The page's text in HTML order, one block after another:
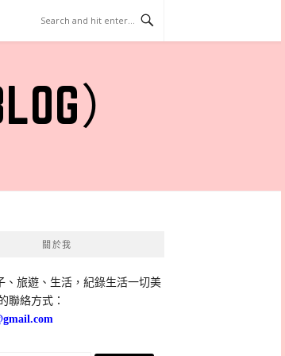
）
關於我
、旅遊、生活，紀錄生活一切美
聯絡方式：